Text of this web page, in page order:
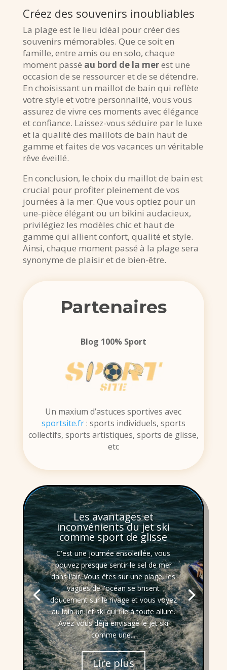
Créez des souvenirs inoubliables
La plage est le lieu idéal pour créer des
souvenirs mémorables. Que ce soit en
famille, entre amis ou en solo, chaque
moment passé au bord de la merest une
occasion de se ressourcer et de se détendre.
En choisissant un maillot de bain qui reflète
votre style et votre personnalité, vous vous
assurez de vivre ces moments avec élégance
et confiance. Laissez-vous séduire par le luxe
et la qualité des maillots de bain haut de
gamme et faites de vos vacances un véritable
rêve éveillé.
En conclusion, le choix du maillot de bain est
crucial pour profiter pleinement de vos
journées à la mer. Que vous optiez pour un
une-pièce élégant ou un bikini audacieux,
privilégiez les modèles chic et haut de
gamme qui allient confort, qualité et style.
Ainsi, chaque moment passé à la plage sera
synonyme de plaisir et de bien-être.
Partenaires
Blog 100% Sport
Un maxium d’astuces sportives avec
sportsite.fr: sports individuels, sports
collectifs, sports artistiques, sports de glisse,
etc
Les avantages et
inconvénients du jet ski
comme sport de glisse
C'est une journée ensoleillée, vous
pouvez presque sentir le sel de mer
dans l'air. Vous êtes sur une plage, les
vagues de l'océan se brisent
doucement sur le rivage et vous voyez
au loin un jet ski qui file à toute allure.
Avez-vous déjà envisagé le jet ski
comme une...
Lire plus